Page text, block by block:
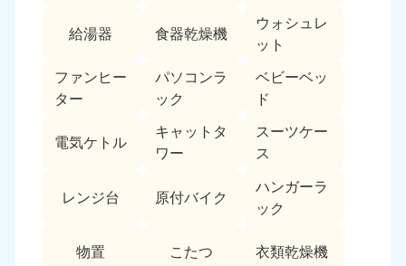
給湯器 食器乾燥機
ウォシュレ
ット
ファンヒー
ター
パソコンラ
ック
ベビーベッ
ド
電気ケトル
キャットタ
ワー
スーツケー
ス
レンジ台 原付バイク
ハンガーラ
ック
物置 こたつ 衣類乾燥機